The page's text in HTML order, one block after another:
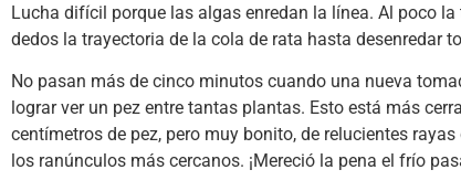
Lucha difícil porque las algas enredan la línea. Al poco
dedos la trayectoria de la cola de rata hasta desenredar
No pasan más de cinco minutos cuando una nueva
lograr ver un pez entre tantas plantas. Esto está más
centímetros de pez, pero muy bonito, de relucientes
los ranúnculos más cercanos. ¡Mereció la pena el frío